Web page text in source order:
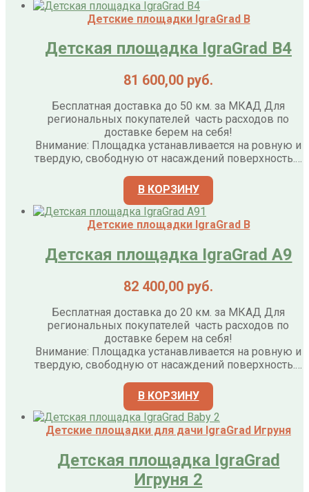
Детские площадки IgraGrad B
Детская площадка IgraGrad B4
81 600,00 руб.
Бесплатная доставка до 50 км. за МКАД Для
региональных покупателей часть расходов по
доставке берем на себя!
Внимание: Площадка устанавливается на ровную и
твердую, свободную от насаждений поверхность.…
В КОРЗИНУ
Детские площадки IgraGrad B
Детская площадка IgraGrad А9
82 400,00 руб.
Бесплатная доставка до 20 км. за МКАД Для
региональных покупателей часть расходов по
доставке берем на себя!
Внимание: Площадка устанавливается на ровную и
твердую, свободную от насаждений поверхность.…
В КОРЗИНУ
Детские площадки для дачи IgraGrad Игруня
Детская площадка IgraGrad
Игруня 2